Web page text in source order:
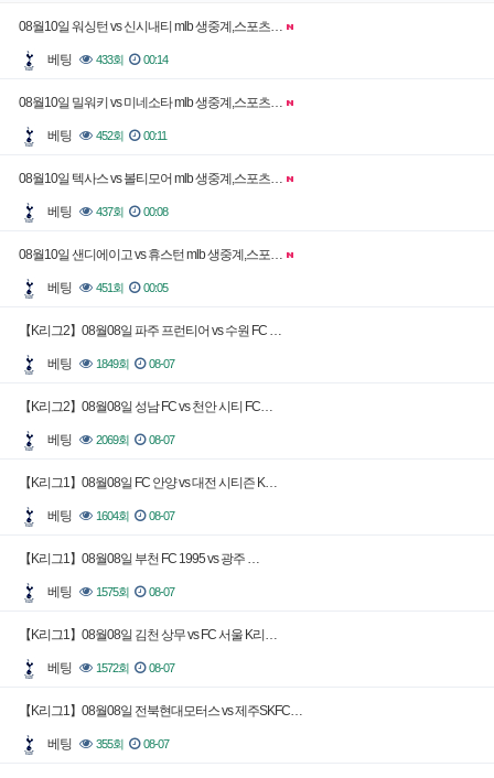
08월10일 워싱턴 vs 신시내티 mlb 생중계,스포츠…
베팅 433회 00:14
08월10일 밀워키 vs 미네소타 mlb 생중계,스포츠…
베팅 452회 00:11
08월10일 텍사스 vs 볼티모어 mlb 생중계,스포츠…
베팅 437회 00:08
08월10일 샌디에이고 vs 휴스턴 mlb 생중계,스포…
베팅 451회 00:05
【K리그2】08월08일 파주 프런티어 vs 수원 FC …
베팅 1849회 08-07
【K리그2】08월08일 성남 FC vs 천안 시티 FC…
베팅 2069회 08-07
【K리그1】08월08일 FC 안양 vs 대전 시티즌 K…
베팅 1604회 08-07
【K리그1】08월08일 부천 FC 1995 vs 광주 …
베팅 1575회 08-07
【K리그1】08월08일 김천 상무 vs FC 서울 K리…
베팅 1572회 08-07
【K리그1】08월08일 전북현대모터스 vs 제주SKFC…
베팅 355회 08-07